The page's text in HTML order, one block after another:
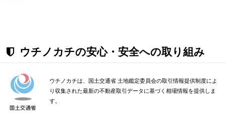
ウチノカチの安心・安全への取り組み
ウチノカチは、国土交通省 土地鑑定委員会の取引情報提供制度によ
り収集された最新の不動産取引データに基づく相場情報を提供しま
す。